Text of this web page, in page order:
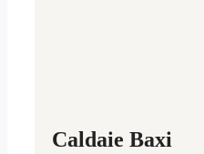
Caldaie Baxi